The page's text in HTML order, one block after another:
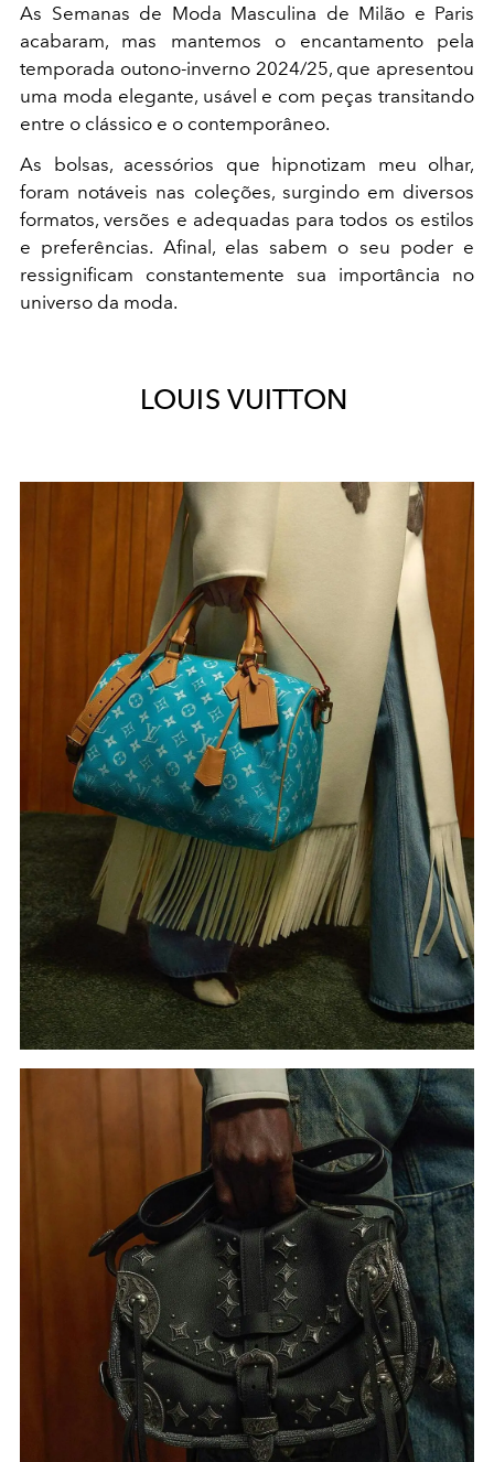
As Semanas de Moda Masculina de Milão e Paris
acabaram, mas mantemos o encantamento pela
temporada outono-inverno 2024/25, que apresentou
uma moda elegante, usável e com peças transitando
entre o clássico e o contemporâneo.
As bolsas, acessórios que hipnotizam meu olhar,
foram notáveis nas coleções, surgindo em diversos
formatos, versões e adequadas para todos os estilos
e preferências. Afinal, elas sabem o seu poder e
ressignificam constantemente sua importância no
universo da moda.
LOUIS VUITTON